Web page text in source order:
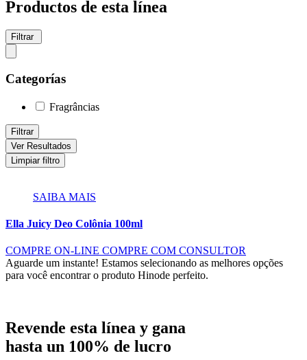
Productos de esta línea
Filtrar
Categorías
Fragrâncias
Filtrar
Ver Resultados
Limpiar filtro
SAIBA MAIS
Ella Juicy Deo Colônia 100ml
COMPRE ON-LINE COMPRE COM CONSULTOR
Aguarde um instante! Estamos selecionando as melhores opções
para você encontrar o produto Hinode perfeito.
Revende esta línea y gana
hasta un 100% de lucro